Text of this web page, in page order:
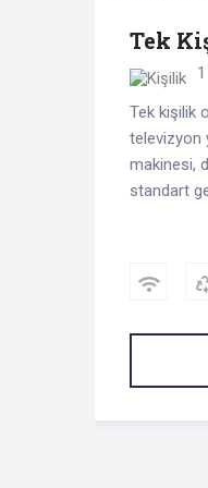
Tek
Tek kişilik
televizyon
makinesi,
standart